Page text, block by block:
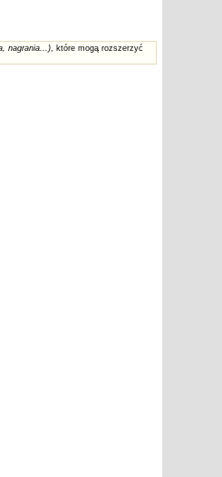
nagrania...), które mogą rozszerzyć